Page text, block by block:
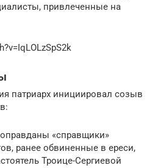
привлеченные на
патриарх инициировал созыв
«справщики»
ранее обвиненные в ереси,
Троице-Сергиевой